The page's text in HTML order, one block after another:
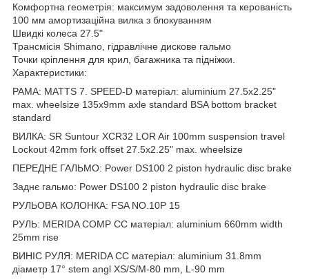
Комфортна геометрія: максимум задоволення та керованість
100 мм амортизаційна вилка з блокуванням
Швидкі колеса 27.5"
Трансмісія Shimano, гідравлічне дискове гальмо
Точки кріплення для крил, багажника та підніжки.
Характеристики:
РАМА: MATTS 7. SPEED-D матеріал: aluminium 27.5x2.25"
max. wheelsize 135x9mm axle standard BSA bottom bracket
standard
ВИЛКА: SR Suntour XCR32 LOR Air 100mm suspension travel
Lockout 42mm fork offset 27.5x2.25" max. wheelsize
ПЕРЕДНЕ ГАЛЬМО: Power DS100 2 piston hydraulic disc brake
Заднє гальмо: Power DS100 2 piston hydraulic disc brake
РУЛЬОВА КОЛОНКА: FSA NO.10P 15
РУЛЬ: MERIDA COMP CC матеріал: aluminium 660mm width
25mm rise
ВИНІС РУЛЯ: MERIDA CC матеріал: aluminium 31.8mm
діаметр 17° stem angl XS/S/M-80 mm, L-90 mm